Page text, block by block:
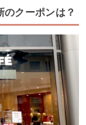
クーポンは？